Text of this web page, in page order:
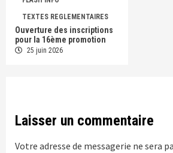
TEXTES REGLEMENTAIRES
Ouverture des inscriptions
pour la 16ème promotion
25 juin 2026
Laisser un commentaire
Votre adresse de messagerie ne sera